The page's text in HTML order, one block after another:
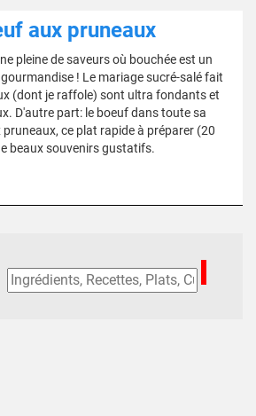
aux pruneaux
pleine de saveurs où bouchée est un
! Le mariage sucré-salé fait
(dont je raffole) sont ultra fondants et
D'autre part: le boeuf dans toute sa
ce plat rapide à préparer (20
beaux souvenirs gustatifs.